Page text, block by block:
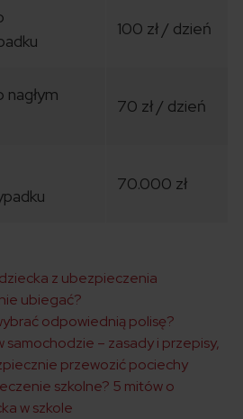
100 zł / dzień
70 zł / dzień
70.000 zł
z ubezpieczenia
ubiegać?
odpowiednią polisę?
samochodzie – zasady i przepisy,
przewozić pociechy
szkolne? 5 mitów o
w szkole